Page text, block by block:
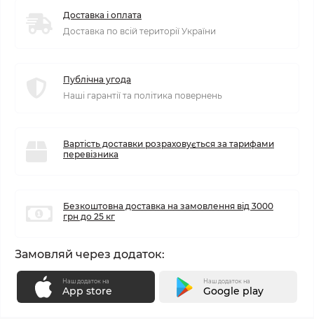
Доставка і оплата
Доставка по всій території України
Публічна угода
Наші гарантії та політика повернень
Вартість доставки розраховується за тарифами
перевізника
Безкоштовна доставка на замовлення від 3000
грн до 25 кг
Замовляй через додаток:
Наш додаток на
App store
Наш додаток на
Google play